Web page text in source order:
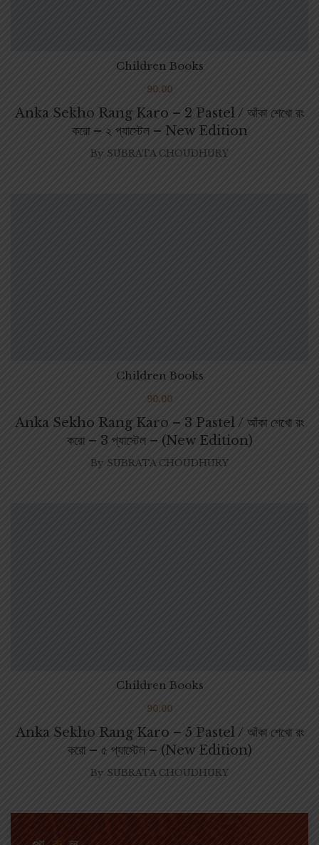
Anka Sekho Rang Karo – 2 Pastel / আঁকা শেখো রং
করো – ২ প্যাস্টেল – New Edition
Children Books
90.00
By SUBRATA CHOUDHURY
Anka Sekho Rang Karo – 3 Pastel / আঁকা শেখো রং
করো – 3 প্যাস্টেল – (New Edition)
Children Books
90.00
By SUBRATA CHOUDHURY
Anka Sekho Rang Karo – 5 Pastel / আঁকা শেখো রং
করো – ৫ প্যাস্টেল – (New Edition)
Children Books
90.00
By SUBRATA CHOUDHURY